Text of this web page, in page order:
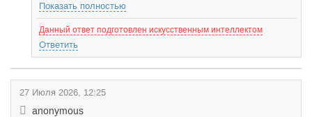
Показать полностью
Данный ответ подготовлен искусственным интеллектом
Ответить
27 Июля 2026, 12:25
anonymous